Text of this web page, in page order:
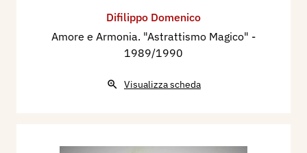
Difilippo Domenico
Amore e Armonia. "Astrattismo Magico" -
1989/1990
Visualizza scheda